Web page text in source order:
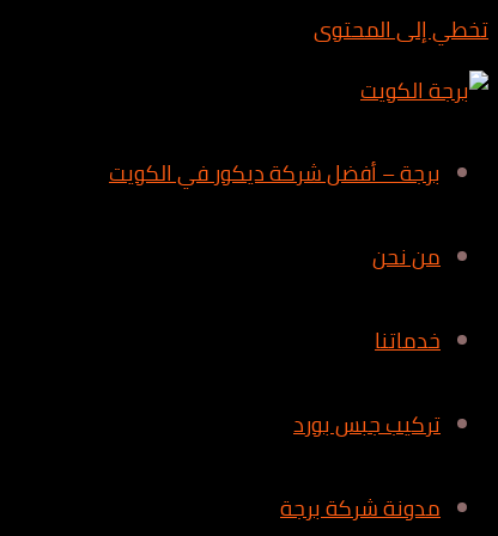
تخطي إلى المحتوى
برجة – أفضل شركة ديكور في الكويت
من نحن
خدماتنا
تركيب جبس بورد
مدونة شركة برجة